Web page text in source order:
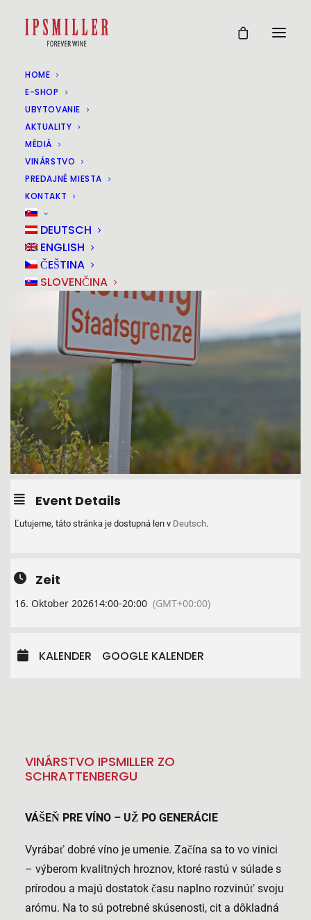
HOME
E-SHOP
UBYTOVANIE
AKTUALITY
MÉDIÁ
VINÁRSTVO
PREDAJNÉ MIESTA
KONTAKT
DEUTSCH
ENGLISH
ČEŠTINA
SLOVENČINA
(COPY)
16
OKT
Event Details
Ľutujeme, táto stránka je dostupná len v Deutsch.
Zeit
16. Oktober 202614:00-20:00 (GMT+00:00)
KALENDER GOOGLE KALENDER
VINÁRSTVO IPSMILLER ZO
SCHRATTENBERGU
VÁŠEŇ PRE VÍNO – UŽ PO GENERÁCIE
Vyrábať dobré víno je umenie. Začína sa to vo vinici
– výberom kvalitných hroznov, ktoré rastú v súlade s
prírodou a majú dostatok času naplno rozvinúť svoju
arómu. Na to sú potrebné skúsenosti, cit a dôkladná